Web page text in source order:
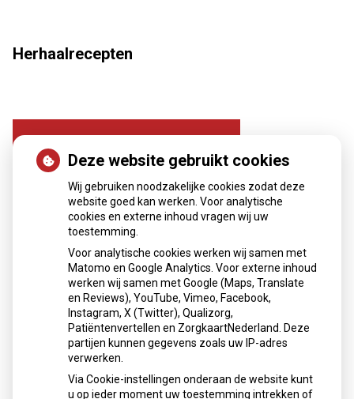
Herhaalrecepten
Herhaalrecepten aanvragen
Patiëntenomgeving
Deze website gebruikt cookies
Wij gebruiken noodzakelijke cookies zodat deze
website goed kan werken. Voor analytische
cookies en externe inhoud vragen wij uw
toestemming.
Voor analytische cookies werken wij samen met
Matomo en Google Analytics. Voor externe inhoud
werken wij samen met Google (Maps, Translate
en Reviews), YouTube, Vimeo, Facebook,
Instagram, X (Twitter), Qualizorg,
Patiëntenvertellen en ZorgkaartNederland. Deze
partijen kunnen gegevens zoals uw IP-adres
verwerken.
Via Cookie-instellingen onderaan de website kunt
u op ieder moment uw toestemming intrekken of